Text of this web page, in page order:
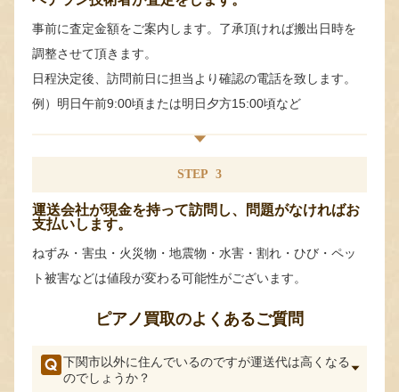
事前に査定金額をご案内します。了承頂ければ搬出日時を
調整させて頂きます。
日程決定後、訪問前日に担当より確認の電話を致します。
例）明日午前9:00頃または明日夕方15:00頃など
STEP 3
運送会社が現金を持って訪問し、問題がなければお
支払いします。
ねずみ・害虫・火災物・地震物・水害・割れ・ひび・ペッ
ト被害などは値段が変わる可能性がございます。
ピアノ買取のよくあるご質問
下関市以外に住んでいるのですが運送代は高くなる
のでしょうか？